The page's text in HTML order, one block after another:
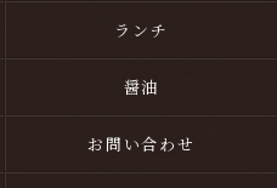
ランチ
醤油
お問い合わせ